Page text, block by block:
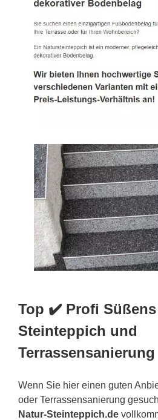
Top ✔️ Profi
Steinteppich und
Wenn Sie hier einen guten
oder Terrassensanierung
Natur-Steinteppich.de